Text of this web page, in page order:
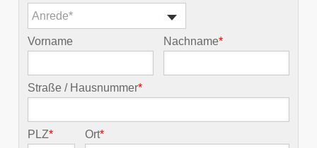
Anrede*
Vorname Nachname*
Straße / Hausnummer*
PLZ* Ort*